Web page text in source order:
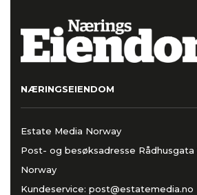
NÆRINGSEIENDOM
Estate Media Norway
Post- og besøksadresse Rådhusgata
Norway
Kundeservice: post@estatemedia.no